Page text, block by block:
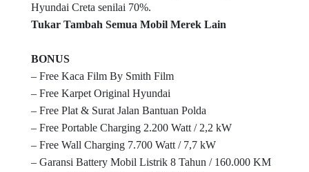
Hyundai Creta senilai 70%.
Tukar Tambah Semua Mobil Merek Lain
BONUS
– Free Kaca Film By Smith Film
– Free Karpet Original Hyundai
– Free Plat & Surat Jalan Bantuan Polda
– Free Portable Charging 2.200 Watt / 2,2 kW
– Free Wall Charging 7.700 Watt / 7,7 kW
– Garansi Battery Mobil Listrik 8 Tahun / 160.000 KM